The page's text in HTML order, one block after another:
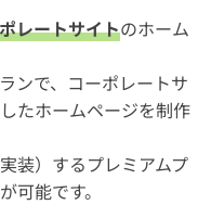
レートサイトのホーム
ンで、コーポレートサ
たホームページを制作
装）するプレミアムプ
可能です。